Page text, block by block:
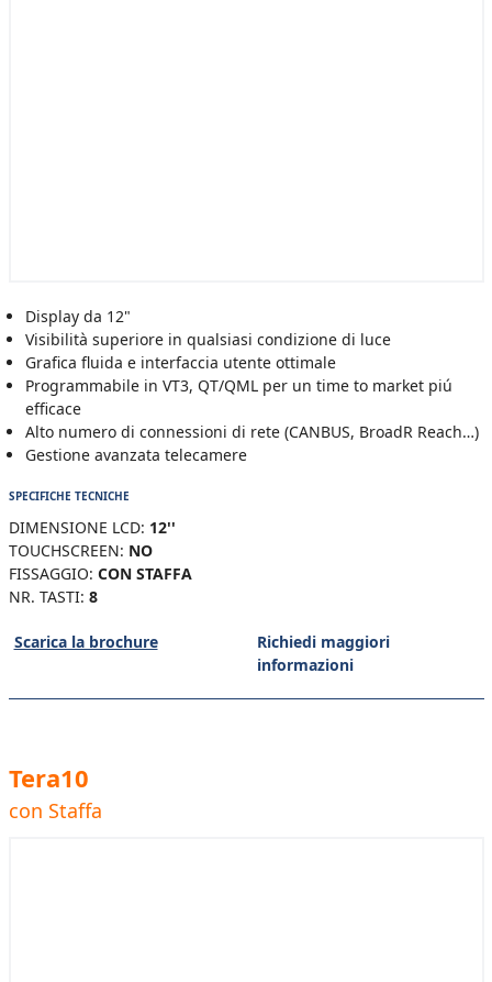
Display da 12"
Visibilità superiore in qualsiasi condizione di luce
Grafica fluida e interfaccia utente ottimale
Programmabile in VT3, QT/QML per un time to market piú
efficace
Alto numero di connessioni di rete (CANBUS, BroadR Reach…)
Gestione avanzata telecamere
SPECIFICHE TECNICHE
DIMENSIONE LCD: 12''
TOUCHSCREEN: NO
FISSAGGIO: CON STAFFA
NR. TASTI: 8
Scarica la brochure
Richiedi maggiori
informazioni
Tera10
con Staffa